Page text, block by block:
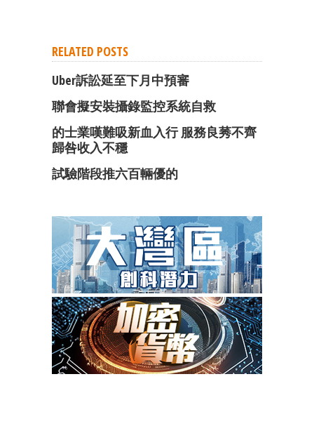
RELATED POSTS
Uber訴訟延至下月中預審
聯會擬安裝攝錄監控系統自救
的士業嘆難吸新血入行 服務良莠不齊
歸咎收入不穩
試驗階段推六百輛優的